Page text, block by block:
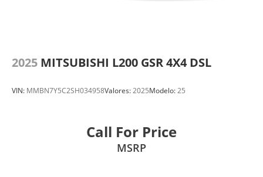
2025 MITSUBISHI L200 GSR 4X4 DSL
VIN: MMBN7Y5C2SH034958Valores:2025Modelo:25
Call For Price
MSRP